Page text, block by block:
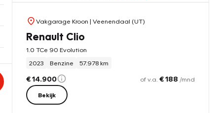
Vakgarage Kroon | Veenendaal (UT)
Renault Clio
1.0 TCe 90 Evolution
2023
Benzine 57.978 km
€ 14.900 of v.a. € 188 /mnd
Bekijk